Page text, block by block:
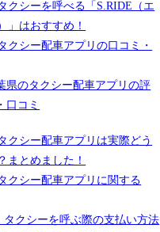
クシーを呼べる「S.RIDE（エ
」はおすすめ！
クシー配車アプリの口コミ・
県のタクシー配車アプリの評
口コミ
クシー配車アプリは実際どう
まとめました！
クシー配車アプリに関する
タクシーを呼ぶ際の支払い方法